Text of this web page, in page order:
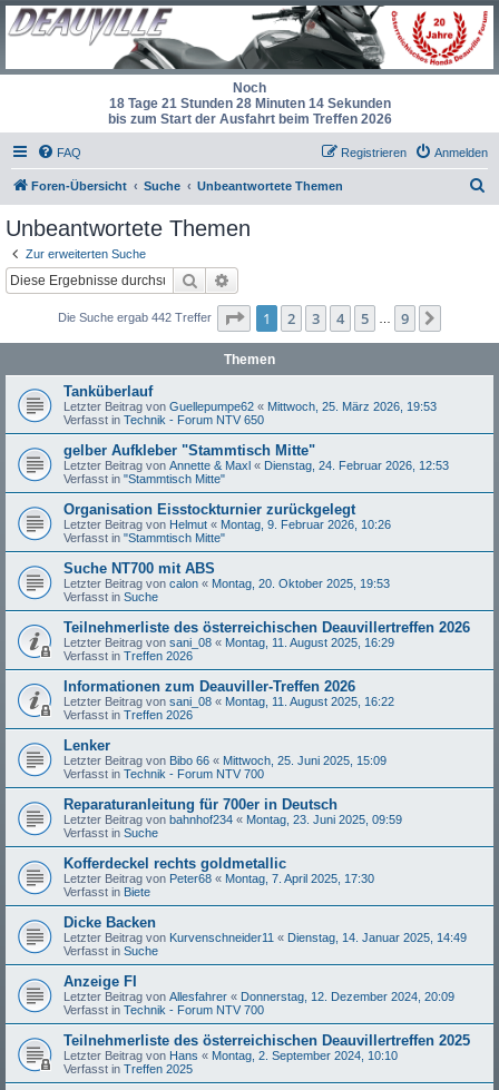
Noch
18 Tage 21 Stunden 28 Minuten 14 Sekunden
bis zum Start der Ausfahrt beim Treffen 2026
FAQ Anmelden
Registrieren
Foren-Übersicht Suche Unbeantwortete Themen
Unbeantwortete Themen
Zur erweiterten Suche
Suche
Die Suche ergab 442 Treffer Seite 1von
1 2 3 4 5 … 9
Themen
Tanküberlauf
Letzter Beitrag von Guellepumpe62 « Mittwoch, 25. März 2026, 19:53
Verfasst in Technik - Forum NTV 650
gelber Aufkleber "Stammtisch Mitte"
Letzter Beitrag von Annette & Maxl « Dienstag, 24. Februar 2026, 12:53
Verfasst in "Stammtisch Mitte"
Organisation Eisstockturnier zurückgelegt
Letzter Beitrag von Helmut « Montag, 9. Februar 2026, 10:26
Verfasst in "Stammtisch Mitte"
Suche NT700 mit ABS
Letzter Beitrag von calon « Montag, 20. Oktober 2025, 19:53
Verfasst in Suche
Teilnehmerliste des österreichischen Deauvillertreffen 2026
Letzter Beitrag von sani_08 « Montag, 11. August 2025, 16:29
Verfasst in Treffen 2026
Informationen zum Deauviller-Treffen 2026
Letzter Beitrag von sani_08 « Montag, 11. August 2025, 16:22
Verfasst in Treffen 2026
Lenker
Letzter Beitrag von Bibo 66 « Mittwoch, 25. Juni 2025, 15:09
Verfasst in Technik - Forum NTV 700
Reparaturanleitung für 700er in Deutsch
Letzter Beitrag von bahnhof234 « Montag, 23. Juni 2025, 09:59
Verfasst in Suche
Kofferdeckel rechts goldmetallic
Letzter Beitrag von Peter68 « Montag, 7. April 2025, 17:30
Verfasst in Biete
Dicke Backen
Letzter Beitrag von Kurvenschneider11 « Dienstag, 14. Januar 2025, 14:49
Verfasst in Suche
Anzeige FI
Letzter Beitrag von Allesfahrer « Donnerstag, 12. Dezember 2024, 20:09
Verfasst in Technik - Forum NTV 700
Teilnehmerliste des österreichischen Deauvillertreffen 2025
Letzter Beitrag von Hans « Montag, 2. September 2024, 10:10
Verfasst in Treffen 2025